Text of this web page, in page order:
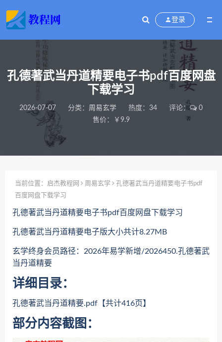
登录
孔德著武当丹道精要电子书pdf百度网盘
下载学习
2026-07-07 分类： 周易玄学 热度：34 评论：
0
售价：￥9.9
当前位置： 启杰教程网 周易玄学
孔德著武当丹道精要电子书pdf
百度网盘下载学习
孔德著武当丹道精要电子书pdf百度网盘下载学习
孔德著武当丹道精要电子版大小共计8.27MB
玄学终身会员路径：2026年易学新增/2026450.孔德著武
当丹道精要
详细目录：
孔德著武当丹道精要.pdf【共计416页】
部分内容截图：